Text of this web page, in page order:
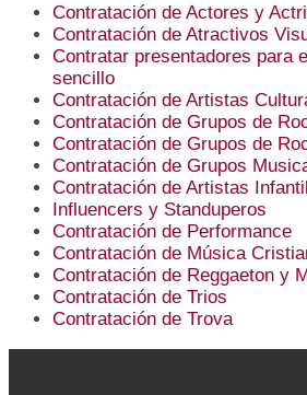
Contratación de Actores y
Contratación de Atractivos
Contratar presentadores para
sencillo
Contratación de Artistas
Contratación de Grupos de
Contratación de Grupos de
Contratación de Grupos
Contratación de Artistas
Influencers y Standuperos
Contratación de Performance
Contratación de Música
Contratación de Reggaeton y
Contratación de Trios
Contratación de Trova